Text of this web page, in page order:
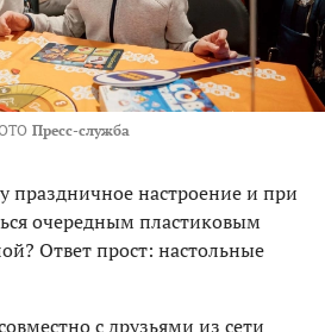
Пресс-служба
праздничное настроение и при
очередным пластиковым
Ответ прост: настольные
с друзьями из сети